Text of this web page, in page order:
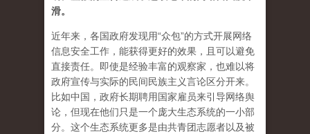
滑。
近年来，各国政府发现用“众包”的方式开展网络
信息安全工作，能获得更好的效果，且可以避免
直接责任。即使是经验丰富的观察家，也难以将
政府宣传与实际的民间民族主义言论区分开来。
比如中国，政府长期聘用国家雇员来引导网络舆
论，但现在他们只是一个庞大生态系统的一小部
分。这个生态系统更多是由共青团志愿者以及被